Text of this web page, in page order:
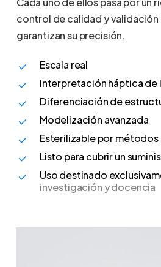
control de calidad y
garantizan su precisión.
Escala real
Interpretación háptica de
Diferenciación de
Modelización avanzada
Esterilizable por métodos
Listo para cubrir un
Uso destinado
investigación y docencia